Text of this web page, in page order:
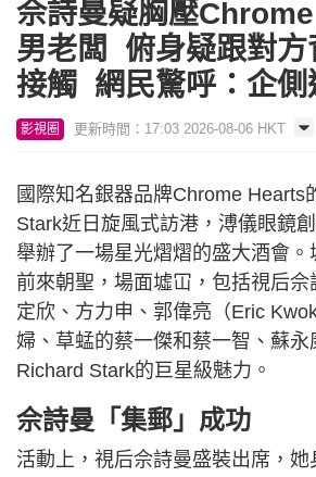
佘詩曼疑胸壓
男老闆 俯身疑跟對方
接觸 網民驚呼：企側
影視圈 更新時間：17:03 2026-08-06 HKT
國際知名銀器品牌Chrome Hearts
Stark近日旋風式訪港，溥儀眼鏡
舉辦了一場星光熠熠的盛大酒會
前來朝聖，場面墟冚，包括視后佘
定欣、方力申、郭偉亮（Eric
婦、草蜢的蔡一傑和蔡一智、蘇永
Richard Stark的巨星級魅力。
佘詩曼「集郵」成功
活動上，視后佘詩曼盛裝出席，